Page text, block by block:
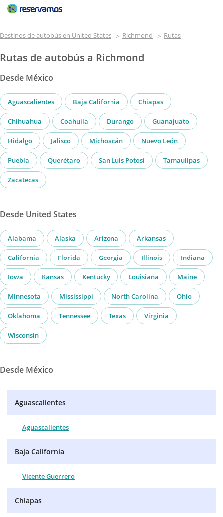
Destinos de autobús en United States Richmond Rutas
Rutas de autobús a Richmond
Desde México
Aguascalientes Baja California Chiapas
Chihuahua Coahuila Durango Guanajuato
Hidalgo Jalisco Michoacán Nuevo León
Puebla Querétaro San Luis Potosí Tamaulipas
Zacatecas
Desde United States
Alabama Alaska Arizona Arkansas
California Florida Georgia Illinois Indiana
Iowa Kansas Kentucky Louisiana Maine
Minnesota Mississippi North Carolina Ohio
Oklahoma Tennessee Texas Virginia
Wisconsin
Desde México
Aguascalientes
Aguascalientes
Baja California
Vicente Guerrero
Chiapas